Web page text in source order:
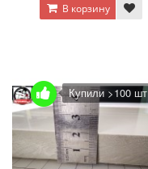
В корзину
Купили >100 шт